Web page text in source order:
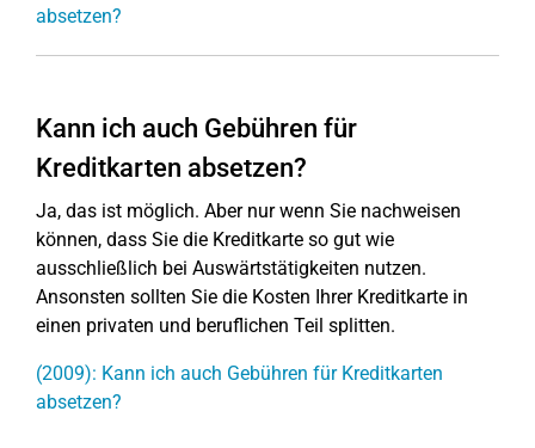
absetzen?
Kann ich auch Gebühren für
Kreditkarten absetzen?
Ja, das ist möglich. Aber nur wenn Sie nachweisen
können, dass Sie die Kreditkarte so gut wie
ausschließlich bei Auswärtstätigkeiten nutzen.
Ansonsten sollten Sie die Kosten Ihrer Kreditkarte in
einen privaten und beruflichen Teil splitten.
(2009): Kann ich auch Gebühren für Kreditkarten
absetzen?